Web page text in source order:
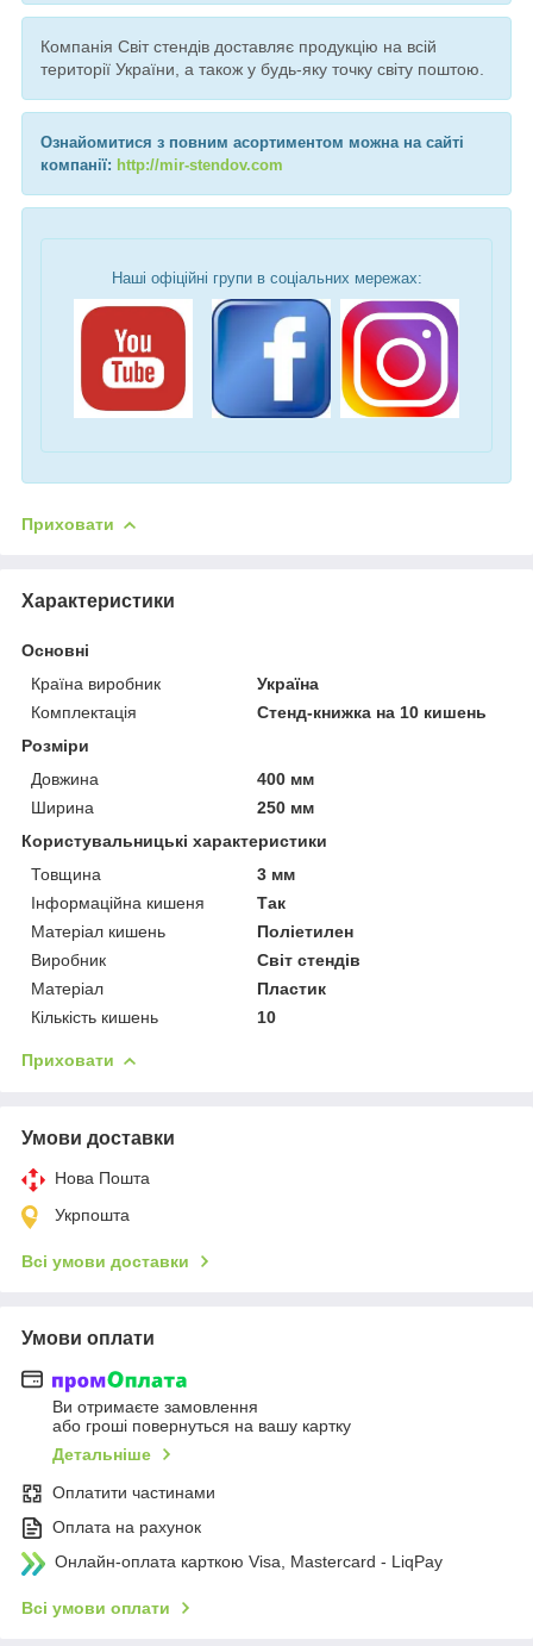
Компанія Світ стендів доставляє продукцію на всій
території України, а також у будь-яку точку світу поштою.
Ознайомитися з повним асортиментом можна на сайті
компанії: http://mir-stendov.com
Наші офіційні групи в соціальних мережах:
Приховати
Характеристики
Основні
Країна виробник
Україна
Комплектація
Стенд-книжка на 10 кишень
Розміри
Довжина
400 мм
Ширина
250 мм
Користувальницькі характеристики
Товщина
3 мм
Інформаційна кишеня
Так
Матеріал кишень
Поліетилен
Виробник
Світ стендів
Матеріал
Пластик
Кількість кишень
10
Приховати
Умови доставки
Нова Пошта
Укрпошта
Всі умови доставки
Умови оплати
Ви отримаєте замовлення
або гроші повернуться на вашу картку
Детальніше
Оплатити частинами
Оплата на рахунок
Онлайн-оплата карткою Visa, Mastercard - LiqPay
Всі умови оплати